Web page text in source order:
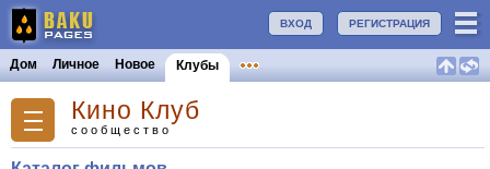
РЕГИСТРАЦИЯ
ВХОД
Дом Личное Новое Клубы
Кино Клуб
сообщество